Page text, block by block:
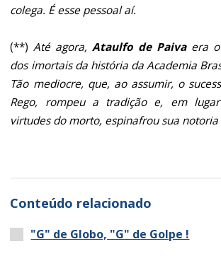
colega. É esse pessoal aí.
(**)Até agora,Ataulfo de Paivaera o
dos imortais da história da Academia
Tão mediocre, que, ao assumir, o
Rego, rompeu a tradição e, em
virtudes do morto, espinafrou sua
Conteúdo relacionado
"G" de Globo, "G" de Golpe !